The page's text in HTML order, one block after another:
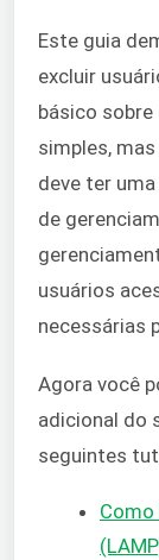
Este guia
excluir
básico sobre
simples,
deve ter
de
usuários
necessárias
Agora você
adicional do
seguintes
Como